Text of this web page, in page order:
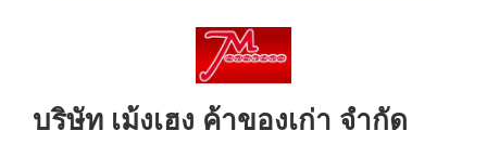
บริษัท เม้งเฮง ค้าของเก่า จำกัด